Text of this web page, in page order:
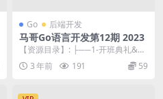
Go 后端开发
马哥Go语言开发第12期 2023
【资源目录】: ├──1-开班典礼&G
o语言基础语法入门 | ├──...
3 年前 191 59